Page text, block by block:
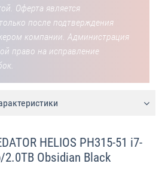
Оферта является
после подтверждения
компании. Администрация
право на исправление
HELIOS PH315-51 i7-
2.0TB Obsidian Black